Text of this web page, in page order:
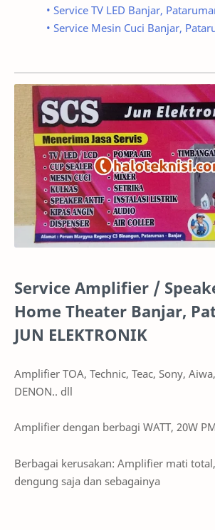
• Service TV LED Banjar,
• Service Mesin Cuci Banjar,
Service Amplifier /
Home Theater Banjar,
JUN ELEKTRONIK
Amplifier TOA, Technic, Teac, Sony,
DENON.. dll
Amplifier dengan berbagi WATT, 20W
Berbagai kerusakan: Amplifier mati
dengung saja dan sebagainya